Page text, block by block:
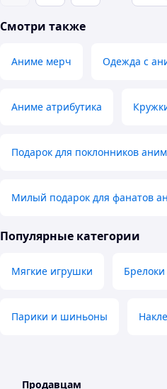
Смотри также
Аниме мерч Одежда с
Аниме атрибутика
Подарок для поклонников
Милый подарок для фанатов
Популярные категории
Мягкие игрушки Брелоки
Парики и шиньоны
Продавцам